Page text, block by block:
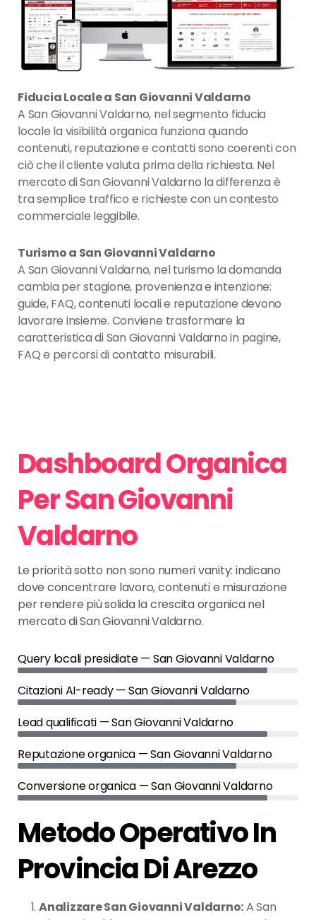
Fiducia Locale a San Giovanni Valdarno
A San Giovanni Valdarno, nel segmento fiducia
locale la visibilità organica funziona quando
contenuti, reputazione e contatti sono coerenti con
ciò che il cliente valuta prima della richiesta. Nel
mercato di San Giovanni Valdarno la differenza è
tra semplice traffico e richieste con un contesto
commerciale leggibile.
Turismo a San Giovanni Valdarno
A San Giovanni Valdarno, nel turismo la domanda
cambia per stagione, provenienza e intenzione:
guide, FAQ, contenuti locali e reputazione devono
lavorare insieme. Conviene trasformare la
caratteristica di San Giovanni Valdarno in pagine,
FAQ e percorsi di contatto misurabili.
Dashboard Organica
Per San Giovanni
Valdarno
Le priorità sotto non sono numeri vanity: indicano
dove concentrare lavoro, contenuti e misurazione
per rendere più solida la crescita organica nel
mercato di San Giovanni Valdarno.
Query locali presidiate — San Giovanni Valdarno
Citazioni AI-ready — San Giovanni Valdarno
Lead qualificati — San Giovanni Valdarno
Reputazione organica — San Giovanni Valdarno
Conversione organica — San Giovanni Valdarno
Metodo Operativo In
Provincia Di Arezzo
Analizzare San Giovanni Valdarno:A San